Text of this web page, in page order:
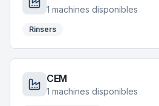
1 machines disponibles
Rinsers
CEM
1 machines disponibles